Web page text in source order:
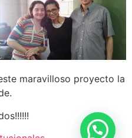
maravilloso proyecto la